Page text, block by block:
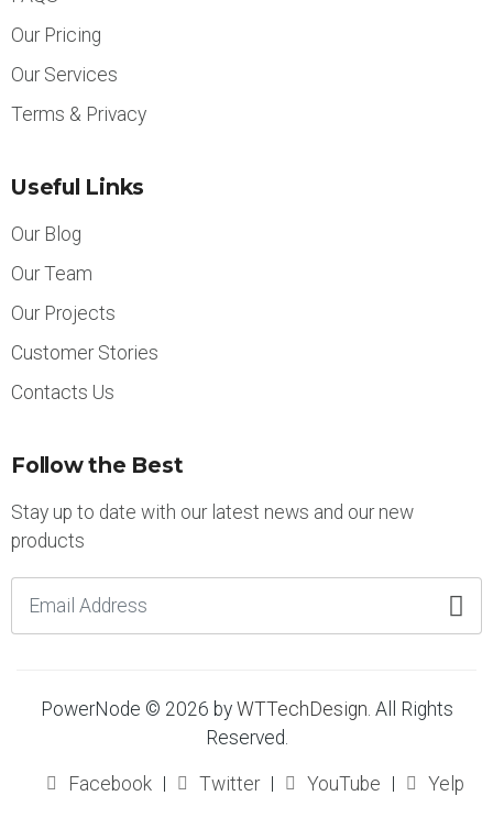
Our Pricing
Our Services
Terms & Privacy
Useful Links
Our Blog
Our Team
Our Projects
Customer Stories
Contacts Us
Follow the Best
Stay up to date with our latest news and our new
products
PowerNode © 2026 by WTTechDesign. All Rights
Reserved.
Facebook Twitter YouTube Yelp